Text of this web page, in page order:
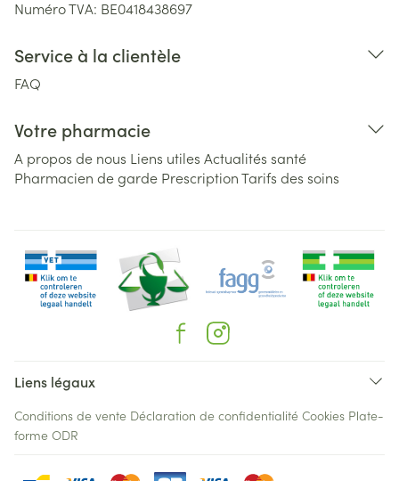
Numéro TVA: BE0418438697
Service à la clientèle
FAQ
Votre pharmacie
A propos de nous Liens utiles Actualités santé
Pharmacien de garde PrescriptionTarifs des soins
Liens légaux
Conditions de vente Déclaration de confidentialité Cookies Plate-
forme ODR